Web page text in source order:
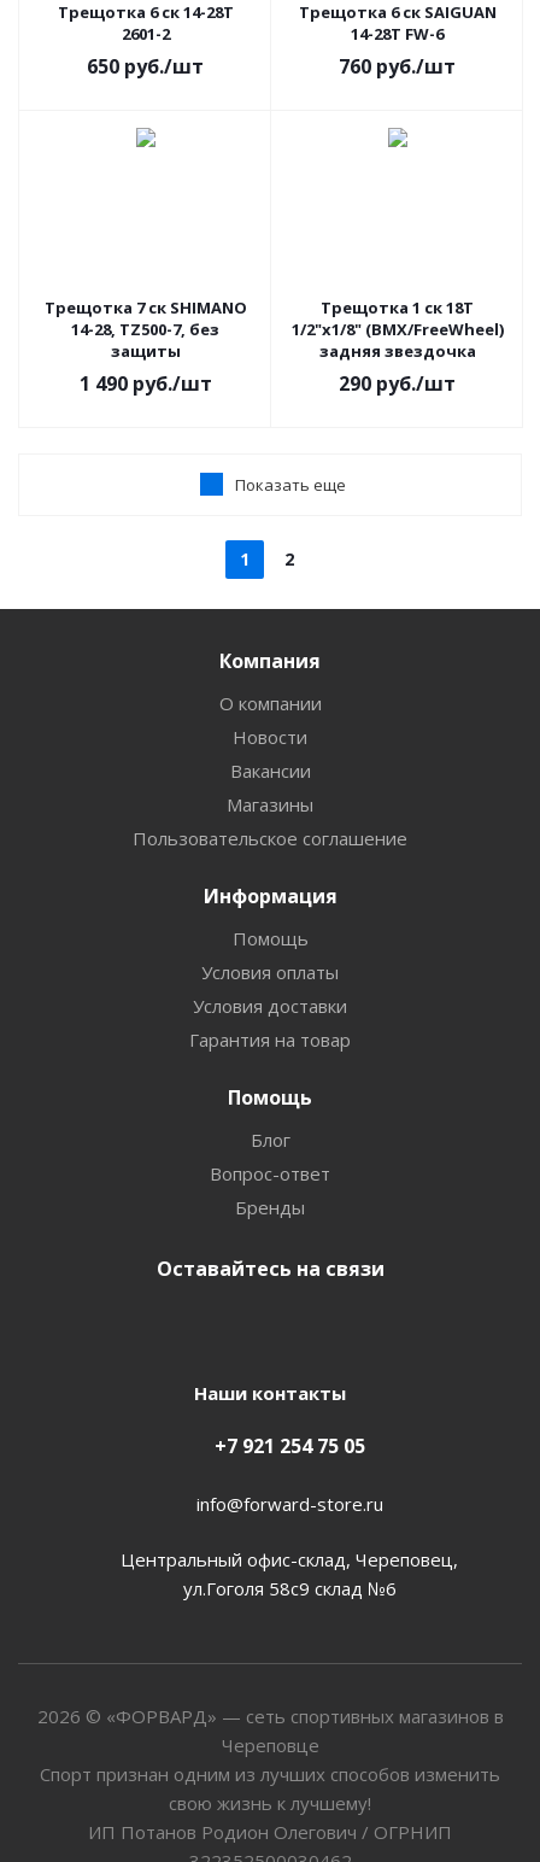
Трещотка 6 ск 14-28Т
2601-2
650 руб./шт
Трещотка 6 ск SAIGUAN
14-28T FW-6
760 руб./шт
Трещотка 7 ск SHIMANO
14-28, TZ500-7, без
защиты
1 490руб./шт
Трещотка 1 ск 18T
1/2"х1/8" (BMX/FreeWheel)
задняя звездочка
290 руб./шт
Показать еще
1 2
Компания
О компании
Новости
Вакансии
Магазины
Пользовательское соглашение
Информация
Помощь
Условия оплаты
Условия доставки
Гарантия на товар
Помощь
Блог
Вопрос-ответ
Бренды
Оставайтесь на связи
Наши контакты
+7 921 254 75 05
info@forward-store.ru
Центральный офис-склад, Череповец,
ул.Гоголя 58с9 склад №6
2026 © «ФОРВАРД» — сеть спортивных магазинов в
Череповце
Спорт признан одним из лучших способов изменить
свою жизнь к лучшему!
ИП Потанов Родион Олегович / ОГРНИП